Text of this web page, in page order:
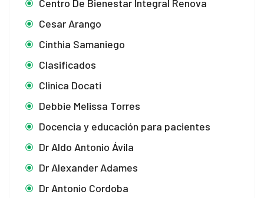
Centro De Bienestar Integral Renova
Cesar Arango
Cinthia Samaniego
Clasificados
Clinica Docati
Debbie Melissa Torres
Docencia y educación para pacientes
Dr Aldo Antonio Ávila
Dr Alexander Adames
Dr Antonio Cordoba